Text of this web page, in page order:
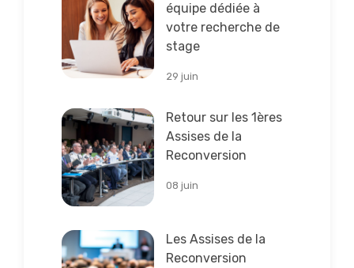
équipe dédiée à
votre recherche de
stage
29 juin
Retour sur les 1ères
Assises de la
Reconversion
08 juin
Lire la suite
Les Assises de la
Reconversion
Lire la suite